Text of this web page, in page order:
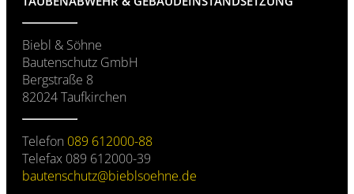
Biebl & Söhne
Bautenschutz GmbH
Bergstraße 8
82024 Taufkirchen
Telefon 089 612000-88
Telefax 089 612000-39
bautenschutz@bieblsoehne.de